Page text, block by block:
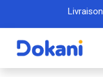
Se rendre au contenu
Livraison